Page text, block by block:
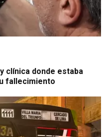
clínica donde estaba
fallecimiento